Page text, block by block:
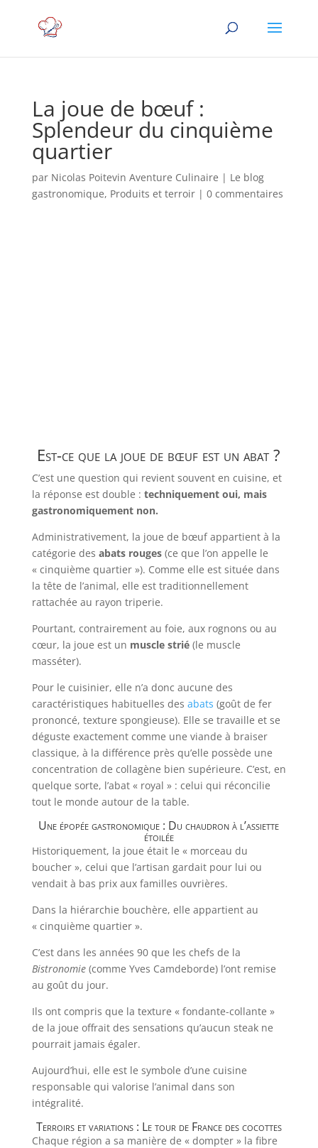
La joue de bœuf :
Splendeur du cinquième
quartier
par Nicolas Poitevin Aventure Culinaire | Le blog
gastronomique, Produits et terroir| 0 commentaires
Est-ce que la joue de bœuf est un abat ?
C’est une question qui revient souvent en cuisine, et
la réponse est double : techniquement oui, mais
gastronomiquement non.
Administrativement, la joue de bœuf appartient à la
catégorie des abats rouges(ce que l’on appelle le
« cinquième quartier »). Comme elle est située dans
la tête de l’animal, elle est traditionnellement
rattachée au rayon triperie.
Pourtant, contrairement au foie, aux rognons ou au
cœur, la joue est un muscle strié(le muscle
masséter).
Pour le cuisinier, elle n’a donc aucune des
caractéristiques habituelles des abats (goût de fer
prononcé, texture spongieuse). Elle se travaille et se
déguste exactement comme une viande à braiser
classique, à la différence près qu’elle possède une
concentration de collagène bien supérieure. C’est, en
quelque sorte, l’abat « royal » : celui qui réconcilie
tout le monde autour de la table.
Une épopée gastronomique : Du chaudron à l’assiette
étoilée
Historiquement, la joue était le « morceau du
boucher », celui que l’artisan gardait pour lui ou
vendait à bas prix aux familles ouvrières.
Dans la hiérarchie bouchère, elle appartient au
« cinquième quartier ».
C’est dans les années 90 que les chefs de la
Bistronomie(comme Yves Camdeborde) l’ont remise
au goût du jour.
Ils ont compris que la texture « fondante-collante »
de la joue offrait des sensations qu’aucun steak ne
pourrait jamais égaler.
Aujourd’hui, elle est le symbole d’une cuisine
responsable qui valorise l’animal dans son
intégralité.
Terroirs et variations : Le tour de France des cocottes
Chaque région a sa manière de « dompter » la fibre